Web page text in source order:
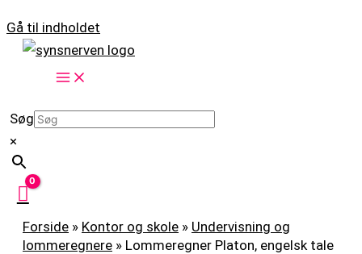
Gå til indholdet
Søg
×
Forside » Kontor og skole » Undervisning og
lommeregnere » Lommeregner Platon, engelsk tale